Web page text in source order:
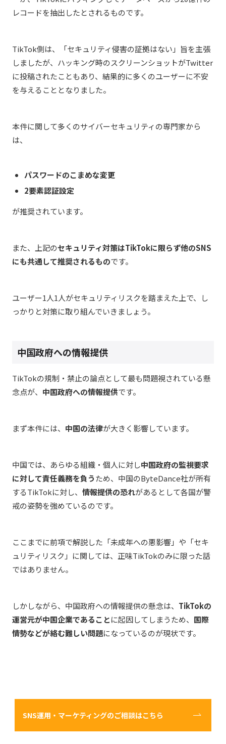
レコードを抽出したとされるものです。
TikTok側は、「セキュリティ侵害の証拠はない」旨を主張
しましたが、ハッキング時のスクリーンショットがTwitter
に投稿されたこともあり、結果的に多くのユーザーに不安
を与えることとなりました。
本件に関して多くのサイバーセキュリティの専門家から
は、
パスワードのこまめな変更
2要素認証設定
が推奨されています。
また、上記のセキュリティ対策はTikTokに限らず他のSNS
にも共通して推奨されるものです。
ユーザー1人1人がセキュリティリスクを踏まえた上で、し
っかりと対策に取り組んでいきましょう。
中国政府への情報提供
TikTokの規制・禁止の論点として最も問題視されている懸
念点が、 中国政府への情報提供です。
まず本件には、 中国の法律が大きく影響しています。
中国では、あらゆる組織・個人に対し中国政府の監視要求
に対して責任義務を負うため、中国のByteDance社が所有
するTikTokに対し、 情報提供の恐れがあるとして各国が警
戒の姿勢を強めているのです。
ここまでに前項で解説した「未成年への悪影響」や「セキ
ュリティリスク」に関しては、正味TikTokのみに限った話
ではありません。
しかしながら、中国政府への情報提供の懸念は、 TikTokの
運営元が中国企業であることに起因してしまうため、 国際
情勢などが絡む難しい問題になっているのが現状です。
SNS運用・マーケティングのご相談はこちら